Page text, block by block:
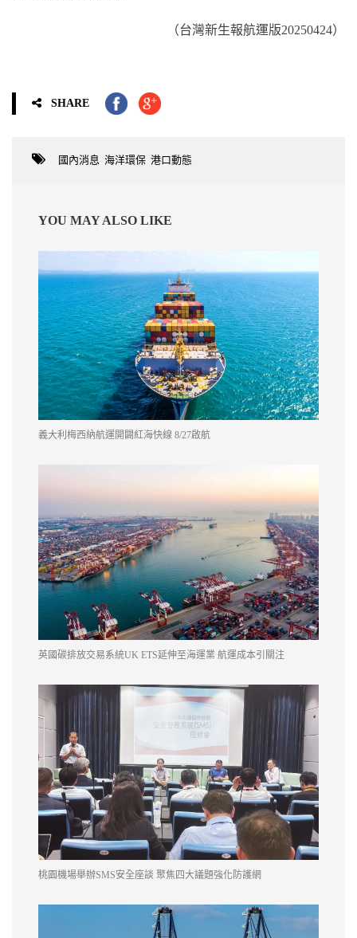
（台灣新生報航運版20250424）
SHARE
國內消息 海洋環保 港口動態
YOU MAY ALSO LIKE
義大利梅西納航運開闢紅海快線 8/27啟航
英國碳排放交易系統UK ETS延伸至海運業 航運成本引關注
桃園機場舉辦SMS安全座談 聚焦四大議題強化防護網